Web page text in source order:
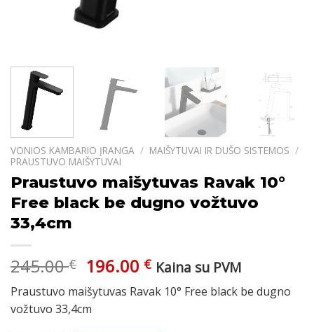
VONIOS KAMBARIO ĮRANGA / MAIŠYTUVAI IR DUŠO SISTEMOS /
PRAUSTUVO MAIŠYTUVAI
Praustuvo maišytuvas Ravak 10°
Free black be dugno vožtuvo
33,4cm
245.00€ Original
price
was:
245.00 €.
196.00 €Current
price
is:
Kaina su PVM
Praustuvo maišytuvas Ravak 10° Free black be dugno
vožtuvo 33,4cm